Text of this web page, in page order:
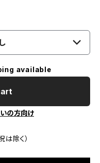
available
の方向け
除く）